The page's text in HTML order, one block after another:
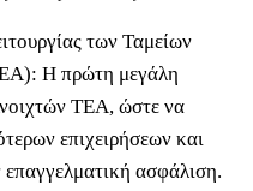
των Ταμείων
Η πρώτη μεγάλη
ΤΕΑ, ώστε να
επιχειρήσεων και
ασφάλιση.